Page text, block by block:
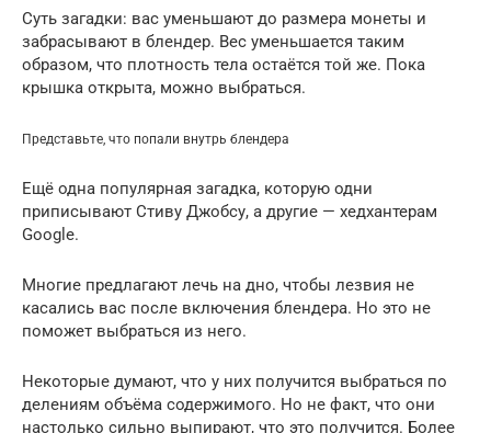
Суть загадки: вас уменьшают до размера монеты и
забрасывают в блендер. Вес уменьшается таким
образом, что плотность тела остаётся той же. Пока
крышка открыта, можно выбраться.
Представьте, что попали внутрь блендера
Ещё одна популярная загадка, которую одни
приписывают Стиву Джобсу, а другие — хедхантерам
Google.
Многие предлагают лечь на дно, чтобы лезвия не
касались вас после включения блендера. Но это не
поможет выбраться из него.
Некоторые думают, что у них получится выбраться по
делениям объёма содержимого. Но не факт, что они
настолько сильно выпирают, что это получится. Более